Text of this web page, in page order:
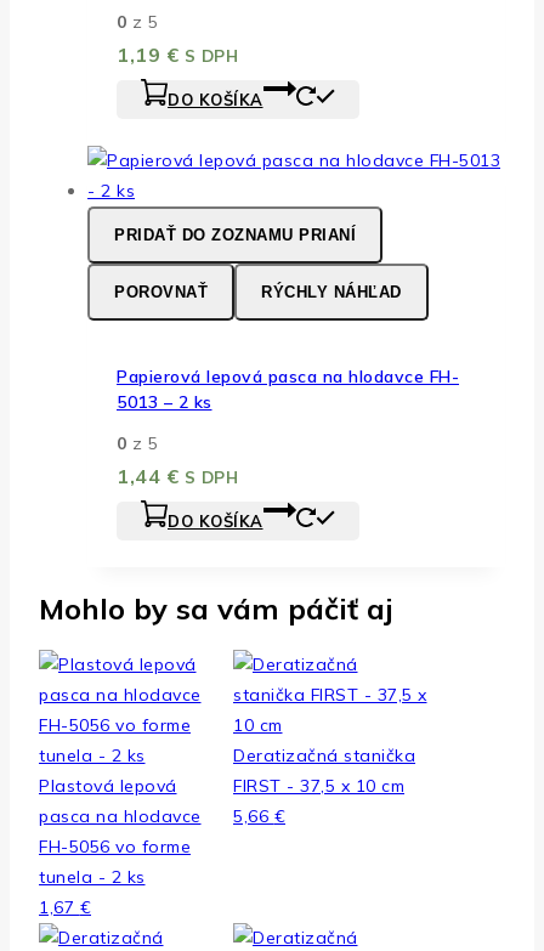
0 z 5
1,19 € S DPH
DO KOŠÍKA
PRIDAŤ DO ZOZNAMU PRIANÍ
POROVNAŤ RÝCHLY NÁHĽAD
Papierová lepová pasca na hlodavce FH-
5013 – 2 ks
0 z 5
1,44 € S DPH
DO KOŠÍKA
Mohlo by sa vám páčiť aj
Plastová lepová
pasca na hlodavce
FH-5056 vo forme
tunela - 2 ks
1,67 €
Deratizačná stanička
FIRST - 37,5 x 10 cm
5,66 €